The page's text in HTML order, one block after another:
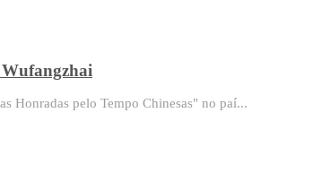
Honradas pelo Tempo Chinesas" no paí...